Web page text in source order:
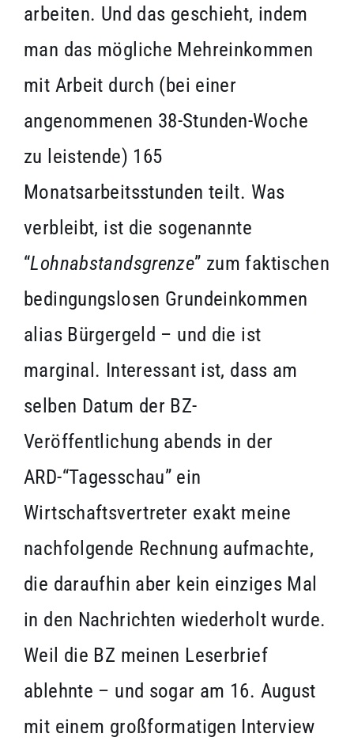
arbeiten. Und das geschieht, indem
man das mögliche Mehreinkommen
mit Arbeit durch (bei einer
angenommenen 38-Stunden-Woche
zu leistende) 165
Monatsarbeitsstunden teilt. Was
verbleibt, ist die sogenannte
“Lohnabstandsgrenze” zum faktischen
bedingungslosen Grundeinkommen
alias Bürgergeld – und die ist
marginal. Interessant ist, dass am
selben Datum der BZ-
Veröffentlichung abends in der
ARD-“Tagesschau” ein
Wirtschaftsvertreter exakt meine
nachfolgende Rechnung aufmachte,
die daraufhin aber kein einziges Mal
in den Nachrichten wiederholt wurde.
Weil die BZ meinen Leserbrief
ablehnte – und sogar am 16. August
mit einem großformatigen Interview